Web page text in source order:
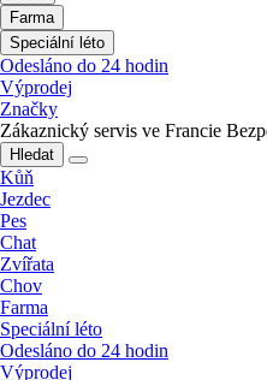
Farma
Speciální léto
Odesláno do 24 hodin
Výprodej
Značky
Zákaznický servis ve Francie
Hledat
Kůň
Jezdec
Pes
Chat
Zvířata
Chov
Farma
Speciální léto
Odesláno do 24 hodin
Výprodej